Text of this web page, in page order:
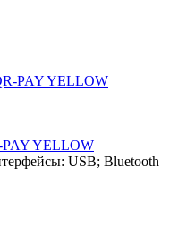
PAY YELLOW
USB; Bluetooth